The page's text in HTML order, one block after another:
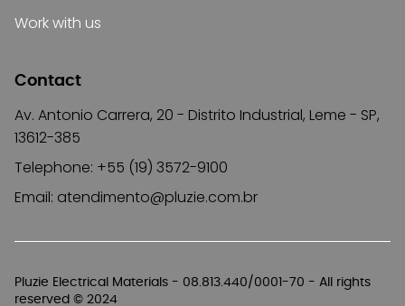
Pluzie Electrical Materials - 08.813.440/0001-70 - All rights
reserved © 2024
Work with us
Contact
Av. Antonio Carrera, 20 - Distrito Industrial, Leme - SP,
13612-385
Telephone: +55 (19) 3572-9100
Email: atendimento@pluzie.com.br